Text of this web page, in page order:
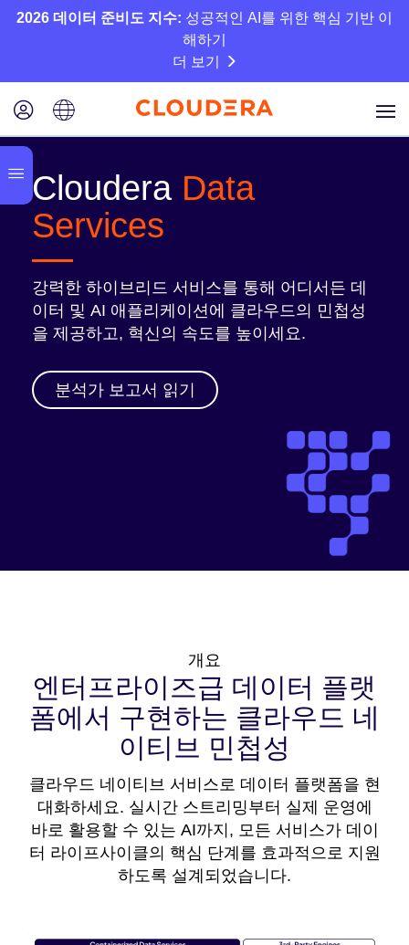
2026 데이터 준비도 지수: 성공적인 AI를 위한 핵심 기반 이
해하기
더 보기
Cloudera Data
Services
강력한 하이브리드 서비스를 통해 어디서든 데
이터 및 AI 애플리케이션에 클라우드의 민첩성
을 제공하고, 혁신의 속도를 높이세요.
분석가 보고서 읽기
개요
엔터프라이즈급 데이터 플랫
폼에서 구현하는 클라우드 네
이티브 민첩성
클라우드 네이티브 서비스로 데이터 플랫폼을 현
대화하세요. 실시간 스트리밍부터 실제 운영에
바로 활용할 수 있는 AI까지, 모든 서비스가 데이
터 라이프사이클의 핵심 단계를 효과적으로 지원
하도록 설계되었습니다.